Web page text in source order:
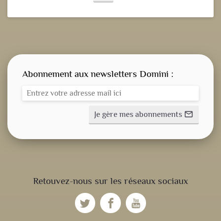
Retouvez-nous sur les réseaux sociaux
Abonnement aux newsletters Domini :
Je gère mes abonnements mail_outline